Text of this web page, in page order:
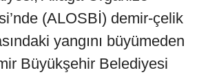
(ALOSBİ) demir-çelik
yangını büyümeden
Büyükşehir Belediyesi